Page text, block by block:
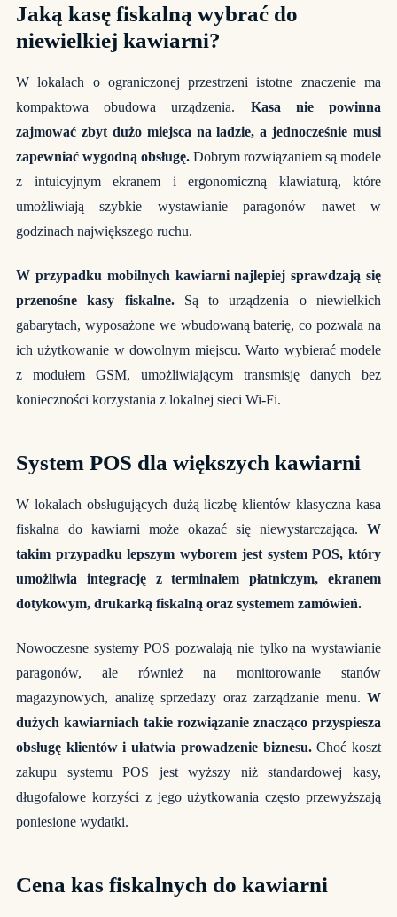
Jaką kasę fiskalną wybrać do
niewielkiej kawiarni?
W lokalach o ograniczonej przestrzeni istotne znaczenie ma
kompaktowa obudowa urządzenia. Kasa nie powinna
zajmować zbyt dużo miejsca na ladzie, a jednocześnie musi
zapewniać wygodną obsługę. Dobrym rozwiązaniem są modele
z intuicyjnym ekranem i ergonomiczną klawiaturą, które
umożliwiają szybkie wystawianie paragonów nawet w
godzinach największego ruchu.
W przypadku mobilnych kawiarni najlepiej sprawdzają się
przenośne kasy fiskalne.Są to urządzenia o niewielkich
gabarytach, wyposażone we wbudowaną baterię, co pozwala na
ich użytkowanie w dowolnym miejscu. Warto wybierać modele
z modułem GSM, umożliwiającym transmisję danych bez
konieczności korzystania z lokalnej sieci Wi-Fi.
System POS dla większych kawiarni
W lokalach obsługujących dużą liczbę klientów klasyczna kasa
fiskalna do kawiarni może okazać się niewystarczająca. W
takim przypadku lepszym wyborem jest system POS, który
umożliwia integrację z terminalem płatniczym, ekranem
dotykowym, drukarką fiskalną oraz systemem zamówień.
Nowoczesne systemy POS pozwalają nie tylko na wystawianie
paragonów, ale również na monitorowanie stanów
magazynowych, analizę sprzedaży oraz zarządzanie menu. W
dużych kawiarniach takie rozwiązanie znacząco przyspiesza
obsługę klientów i ułatwia prowadzenie biznesu.Choć koszt
zakupu systemu POS jest wyższy niż standardowej kasy,
długofalowe korzyści z jego użytkowania często przewyższają
poniesione wydatki.
Cena kas fiskalnych do kawiarni